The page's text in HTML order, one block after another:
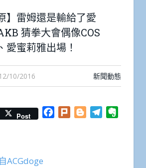
】雷姆還是輸給了愛
猜拳大會偶像COS
愛蜜莉雅出場！
10/2016 新聞動態
Post Facebook
Plurk BloggerTelegram
ACGdoge